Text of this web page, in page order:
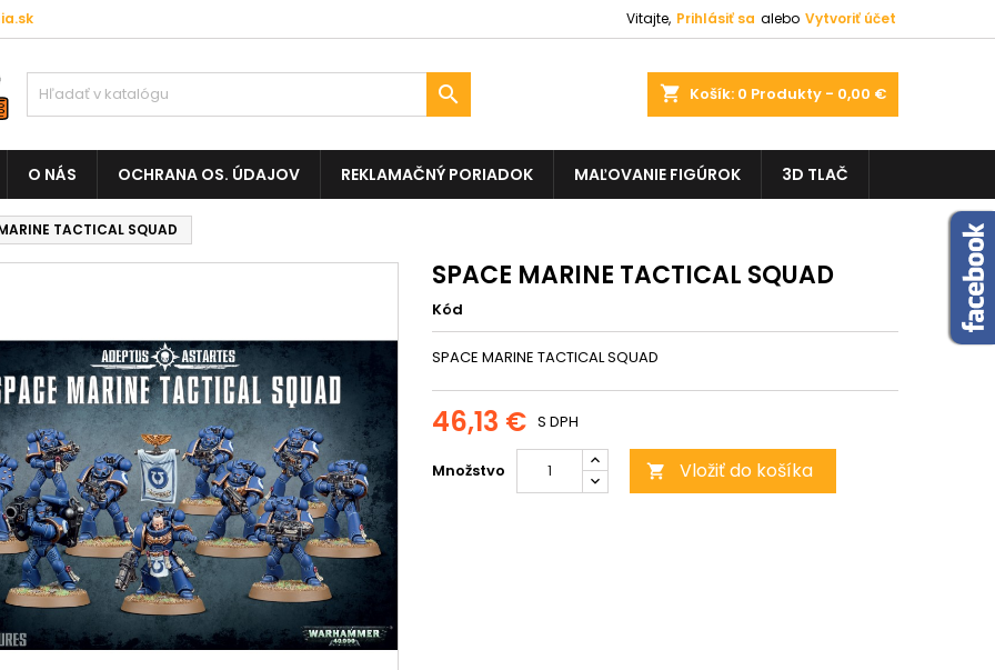
Vitajte, Prihlásiť sa alebo Vytvoriť účet
shopping_cart Košík: 0 Produkty - 0,00 €

O NÁS OCHRANA OS. ÚDAJOV REKLAMAČNÝ PORIADOK MAĽOVANIE FIGÚROK 3D TLAČ
TACTICAL SQUAD
SPACE MARINE TACTICAL SQUAD
Kód
SPACE MARINE TACTICAL SQUAD
46,13 € S DPH
Množstvo  Vložiť do košíka